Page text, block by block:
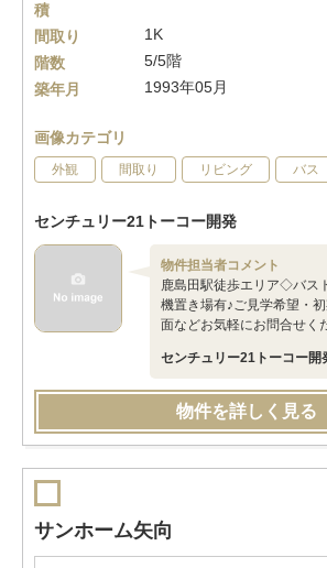
積
間取り
1K
階数
5/5階
築年月
1993年05月
画像カテゴリ
外観 間取り リビング バス
センチュリー21トーコー開発
物件担当者コメント
鹿島田駅徒歩エリア◇バス
機置き場有♪ご見学希望・
面などお気軽にお問合せく
センチュリー21トーコー開
物件を詳しく見る
サンホーム矢向